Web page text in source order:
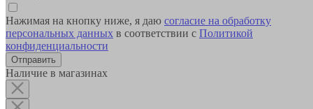
Нажимая на кнопку ниже, я даю согласие на обработку
персональных данных в соответствии с Политикой
конфиденциальности
Наличие в магазинах